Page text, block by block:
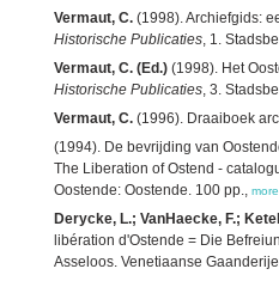
Vermaut, C. (1998). Archiefgids:
Historische Publicaties, 1.
Vermaut, C. (Ed.) (1998). Het
Historische Publicaties, 3.
Vermaut, C. (1996). Draaiboek
(1994). De bevrijding van
The Liberation of Ostend -
Oostende: Oostende. 100 pp., more
Derycke, L.; VanHaecke, F.;
libération d'Ostende = Die
Asseloos. Venetiaanse